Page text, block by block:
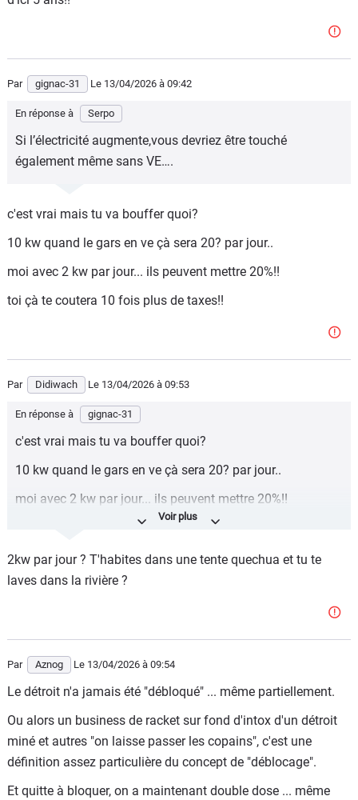
Par gignac-31 Le 13/04/2026 à 09:42
En réponse à Serpo
Si l’électricité augmente,vous devriez être touché
également même sans VE….
c'est vrai mais tu va bouffer quoi?
10 kw quand le gars en ve çà sera 20? par jour..
moi avec 2 kw par jour... ils peuvent mettre 20%!!
toi çà te coutera 10 fois plus de taxes!!
Par Didiwach Le 13/04/2026 à 09:53
En réponse à gignac-31
c'est vrai mais tu va bouffer quoi?
10 kw quand le gars en ve çà sera 20? par jour..
moi avec 2 kw par jour... ils peuvent mettre 20%!!
toi çà te coutera 10 fois plus de taxes!!
2kw par jour ? T'habites dans une tente quechua et tu te
laves dans la rivière ?
Par Aznog Le 13/04/2026 à 09:54
Le détroit n'a jamais été "débloqué" ... même partiellement.
Ou alors un business de racket sur fond d'intox d'un détroit
miné et autres "on laisse passer les copains", c'est une
définition assez particulière du concept de "déblocage".
Et quitte à bloquer, on a maintenant double dose ... même